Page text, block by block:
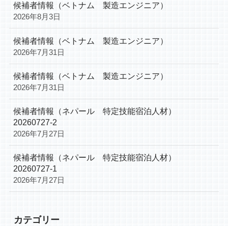
候補者情報（ベトナム 製造エンジニア）
2026年8月3日
候補者情報（ベトナム 製造エンジニア）
2026年7月31日
候補者情報（ベトナム 製造エンジニア）
2026年7月31日
候補者情報（ネパール 特定技能宿泊人材）
20260727-2
2026年7月27日
候補者情報（ネパール 特定技能宿泊人材）
20260727-1
2026年7月27日
カテゴリー